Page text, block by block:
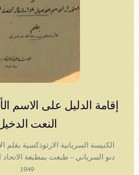
إقامة الدليل على الاسم
النعت
الكنيسة السريانية الارثوذكسية بقلم
دنو السرياني – طبعت بمطبعة
1949